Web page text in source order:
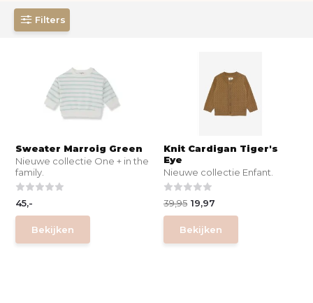
Filters
Sweater Marroig Green
Nieuwe collectie One + in the
family.
45,-
Bekijken
Knit Cardigan Tiger's
Eye
Nieuwe collectie Enfant.
39,95 19,97
Bekijken